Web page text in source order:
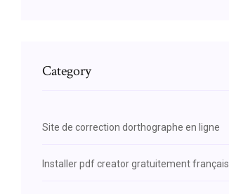
Category
Site de correction dorthographe en ligne
Installer pdf creator gratuitement français